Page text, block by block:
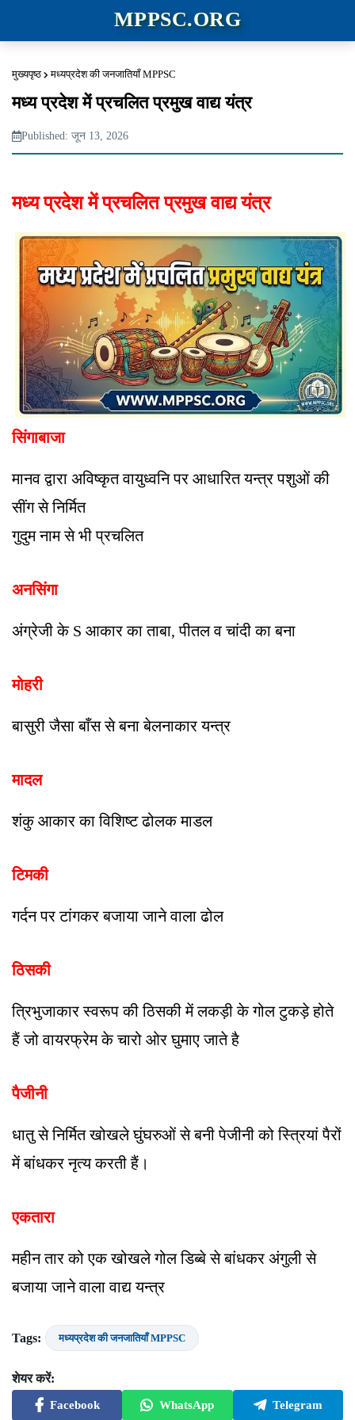
MPPSC.ORG
मुख्यपृष्ठ मध्यप्रदेश की जनजातियाँ MPPSC
मध्य प्रदेश में प्रचलित प्रमुख वाद्य यंत्र
Published: जून 13, 2026
मध्य प्रदेश में प्रचलित प्रमुख वाद्य यंत्र
सिंगाबाजा
मानव द्वारा अविष्कृत वायुध्वनि पर आधारित यन्त्र पशुओं की
सींग से निर्मित
गुदुम नाम से भी प्रचलित
अनसिंगा
अंग्रेजी के S आकार का ताबा, पीतल व चांदी का बना
मोहरी
बासुरी जैसा बाँस से बना बेलनाकार यन्त्र
मादल
शंकु आकार का विशिष्ट ढोलक माडल
टिमकी
गर्दन पर टांगकर बजाया जाने वाला ढोल
ठिसकी
त्रिभुजाकार स्वरूप की ठिसकी में लकड़ी के गोल टुकड़े होते
हैं जो वायरफ्रेम के चारो ओर घुमाए जाते है
पैजीनी
धातु से निर्मित खोखले घुंघरुओं से बनी पेजीनी को स्त्रियां पैरों
में बांधकर नृत्य करती हैं।
एकतारा
महीन तार को एक खोखले गोल डिब्बे से बांधकर अंगुली से
बजाया जाने वाला वाद्य यन्त्र
Tags: मध्यप्रदेश की जनजातियाँ MPPSC
शेयर करें:
Facebook WhatsApp Telegram